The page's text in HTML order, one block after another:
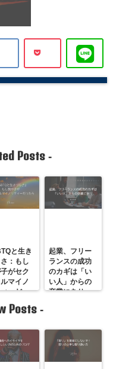
Posts-
と生き
：もし
がセク
マイノ
ーだっ
起業、フリー
ランスの成功
のカギは「い
い人」からの
卒業にあり
Posts -